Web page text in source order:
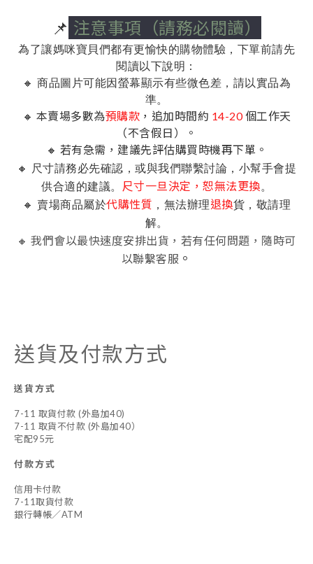
📌 注意事項（請務必閱讀）
為了讓媽咪寶貝們都有更愉快的購物體驗，下單前請先
閱讀以下說明：
🔸 商品圖片可能因螢幕顯示有些微色差，請以實品為
準。
🔸 本賣場多數為預購款 ，追加時間約 14-20個工作天
（不含假日）。
🔸 若有急需，建議先評估購買時機再下單。
🔸 尺寸請務必先確認，或與我們聯繫討論，小幫手會提
供合適的建議。
尺寸一旦決定，恕無法更換。
🔸 賣場商品屬於代購性質 ，無法辦理退換貨，敬請理
解。
🔸 我們會以最快速度安排出貨，若有任何問題，隨時可
以聯繫客服 。
送貨及付款方式
送貨方式
7-11 取貨付款 (外島加40)
7-11 取貨不付款 (外島加40）
宅配95元
付款方式
信用卡付款
7-11取貨付款
銀行轉帳／ATM